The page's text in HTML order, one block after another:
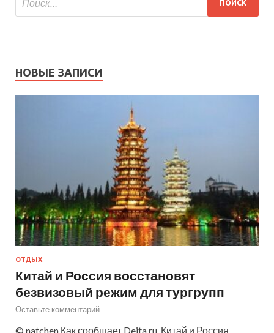
НОВЫЕ ЗАПИСИ
ОТДЫХ
Китай и Россия восстановят
безвизовый режим для тургрупп
Оставьте комментарий
© natchen Как сообщает Deita.ru, Китай и Россия